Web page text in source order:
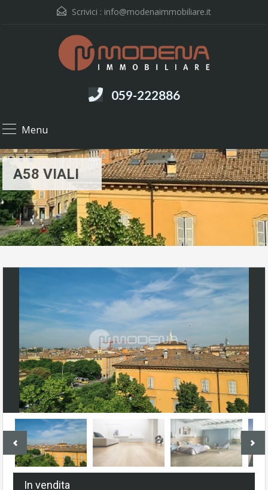
Scrivici : info@modenaimmobiliare.it
059-222886
Menu
A58 VIALI
In vendita